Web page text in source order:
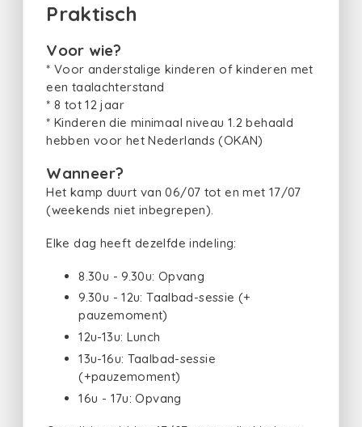
Praktisch
Voor wie?
* Voor anderstalige kinderen of kinderen met
een taalachterstand
* 8 tot 12 jaar
* Kinderen die minimaal niveau 1.2 behaald
hebben voor het Nederlands (OKAN)
Wanneer?
Het kamp duurt van 06/07 tot en met 17/07
(weekends niet inbegrepen).
Elke dag heeft dezelfde indeling:
8.30u - 9.30u: Opvang
9.30u - 12u: Taalbad-sessie (+
pauzemoment)
12u-13u: Lunch
13u-16u: Taalbad-sessie
(+pauzemoment)
16u - 17u: Opvang